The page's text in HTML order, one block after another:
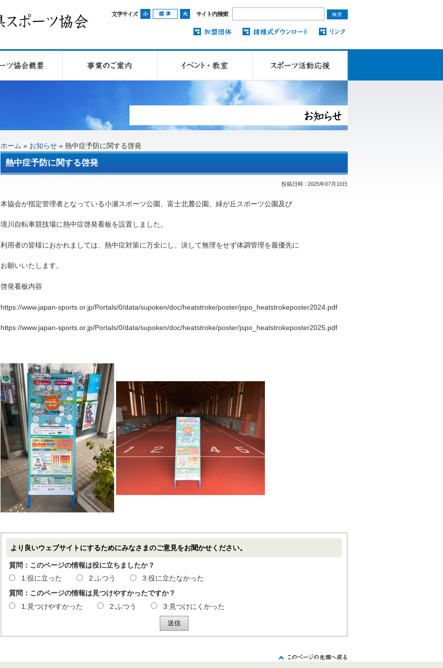
文字サイズ サイト内検索
ホーム » お知らせ » 熱中症予防に関する啓発
熱中症予防に関する啓発
投稿日時 : 2025年07月10日
本協会が指定管理者となっている小瀬スポーツ公園、富士北麓公園、緑が丘スポーツ公園及び
境川自転車競技場に熱中症啓発看板を設置しました。
利用者の皆様におかれましては、熱中症対策に万全にし、決して無理をせず体調管理を最優先に
お願いいたします。
啓発看板内容
https://www.japan-sports.or.jp/Portals/0/data/supoken/doc/heatstroke/poster/jspo_heatstrokeposter2024.pdf
https://www.japan-sports.or.jp/Portals/0/data/supoken/doc/heatstroke/poster/jspo_heatstrokeposter2025.pdf
より良いウェブサイトにするためにみなさまのご意見をお聞かせください。
質問：このページの情報は役に立ちましたか？
1:役に立った
2:ふつう
3:役に立たなかった
質問：このページの情報は見つけやすかったですか？
1:見つけやすかった
2:ふつう 3:見つけにくかった